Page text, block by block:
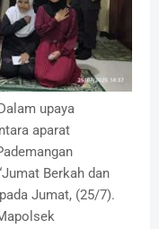
upaya
aparat
Berkah dan
Jumat, (25/7).